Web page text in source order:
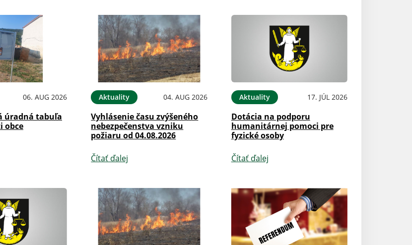
06. AUG 2026
úradná tabuľa
obce
Aktuality 04. AUG 2026
Vyhlásenie času zvýšeného
nebezpečenstva vzniku
požiaru od 04.08.2026
Čítať ďalej
Aktuality 17. JÚL 2026
Dotácia na podporu
humanitárnej pomoci pre
fyzické osoby
Čítať ďalej